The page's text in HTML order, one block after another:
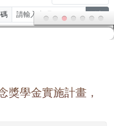
登入
獎學金實施計畫，